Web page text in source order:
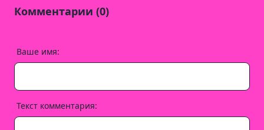
Комментарии (0)
Ваше имя:
Текст комментария: